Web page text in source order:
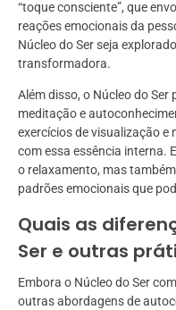
“toque consciente”, que
reações emocionais da
Núcleo do Ser seja
transformadora.
Além disso, o Núcleo do
meditação e
exercícios de visualização
com essa essência interna.
o relaxamento, mas
padrões emocionais que
Quais as
Ser e outras
Embora o Núcleo do Ser
outras abordagens de